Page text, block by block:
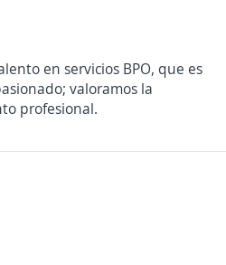
en servicios BPO, que es
valoramos la
profesional.